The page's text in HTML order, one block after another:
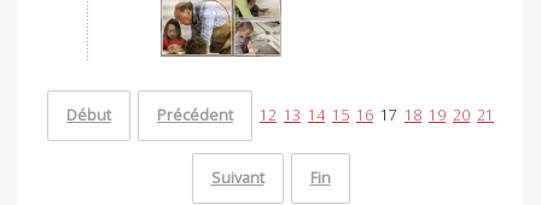
Début Précédent 12 13 14 15 16 17 18 19 20 21
Suivant Fin